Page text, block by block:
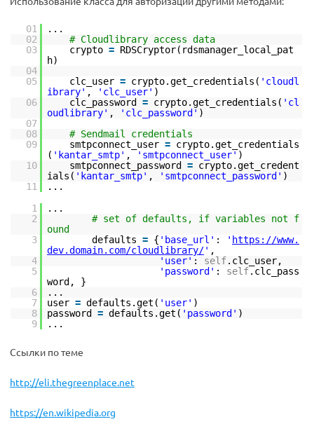
01
...
02
# Cloudlibrary access data
03
crypto = RDSCryptor(rdsmanager_local_pat
h)
04
05
clc_user = crypto.get_credentials( 'cloudl
ibrary' , 'clc_user' )
06
clc_password = crypto.get_credentials( 'cl
oudlibrary' , 'clc_password' )
07
08
# Sendmail credentials
09
smtpconnect_user = crypto.get_credentials
( 'kantar_smtp' , 'smtpconnect_user' )
10
smtpconnect_password = crypto.get_credent
ials( 'kantar_smtp' , 'smtpconnect_password' )
11
...
1
...
2
# set of defaults, if variables not f
ound
3
defaults = { 'base_url' : ' https://www.
dev.domain.com/cloudlibrary/' ,
4
'user' : self.clc_user,
5
'password' : self.clc_pass
word, }
6
...
7
user = defaults.get( 'user' )
8
password = defaults.get( 'password' )
9
...
Ссылки по теме
http://eli.thegreenplace.net
https://en.wikipedia.org